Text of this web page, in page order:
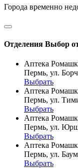
Города временно
Отделения Выбор
Аптека
Пермь, ул.
Выбрать
Аптека
Пермь, ул.
Выбрать
Аптека
Пермь, ул.
Выбрать
Аптека
Пермь, ул.
Выбрать